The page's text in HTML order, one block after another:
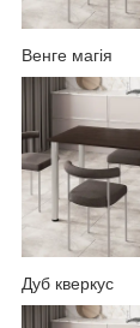
Венге магія
Дуб кверкус